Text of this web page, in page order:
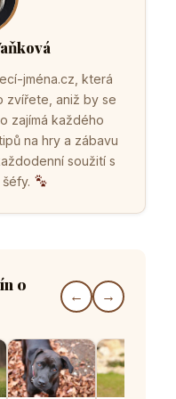
jména.cz, která
zvířete, aniž by se
zajímá každého
na hry a zábavu
soužití s
o
← →